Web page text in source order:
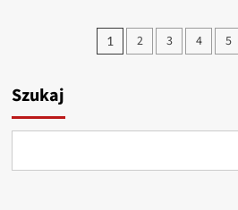
Agora
prognozuje
stabilność
1 2 3 4 5
Szukaj